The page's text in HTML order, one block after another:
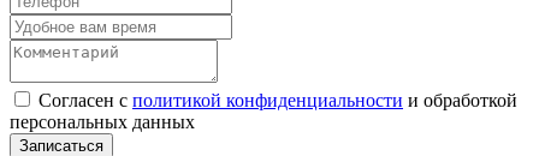
Согласен с политикой конфиденциальности и обработкой
персональных данных